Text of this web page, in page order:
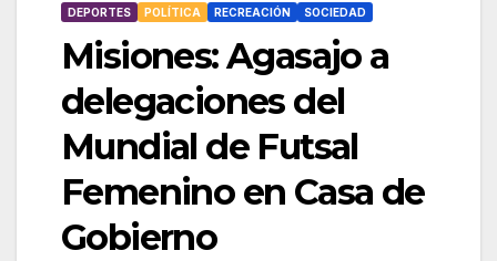
DEPORTES POLÍTICA RECREACIÓN SOCIEDAD
Misiones: Agasajo a
delegaciones del
Mundial de Futsal
Femenino en Casa de
Gobierno